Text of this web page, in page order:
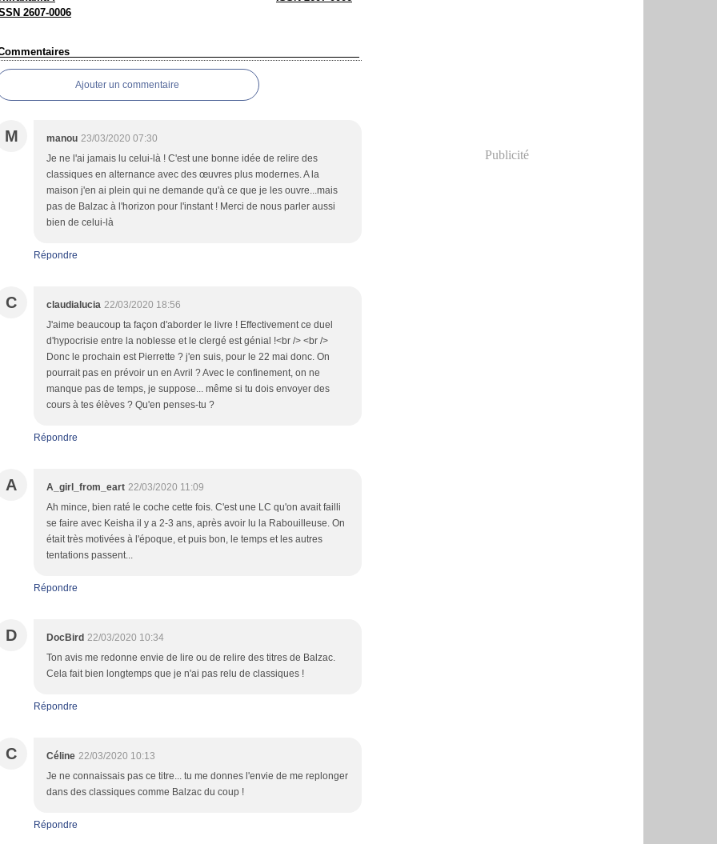
2607-0006
Ajouter un commentaire
M manou 23/03/2020 07:30
Je ne l'ai jamais lu celui-là ! C'est une bonne idée de relire des
classiques en alternance avec des œuvres plus modernes. A la
maison j'en ai plein qui ne demande qu'à ce que je les ouvre...mais
pas de Balzac à l'horizon pour l'instant ! Merci de nous parler aussi
bien de celui-là
Répondre
C claudialucia 22/03/2020 18:56
J'aime beaucoup ta façon d'aborder le livre ! Effectivement ce duel
d'hypocrisie entre la noblesse et le clergé est génial !<br /> <br />
Donc le prochain est Pierrette ? j'en suis, pour le 22 mai donc. On
pourrait pas en prévoir un en Avril ? Avec le confinement, on ne
manque pas de temps, je suppose... même si tu dois envoyer des
cours à tes élèves ? Qu'en penses-tu ?
Répondre
A A_girl_from_eart 22/03/2020 11:09
Ah mince, bien raté le coche cette fois. C'est une LC qu'on avait failli
se faire avec Keisha il y a 2-3 ans, après avoir lu la Rabouilleuse. On
était très motivées à l'époque, et puis bon, le temps et les autres
tentations passent...
Répondre
D DocBird 22/03/2020 10:34
Ton avis me redonne envie de lire ou de relire des titres de Balzac.
Cela fait bien longtemps que je n'ai pas relu de classiques !
Répondre
C Céline 22/03/2020 10:13
Je ne connaissais pas ce titre... tu me donnes l'envie de me replonger
dans des classiques comme Balzac du coup !
Répondre
Publicité